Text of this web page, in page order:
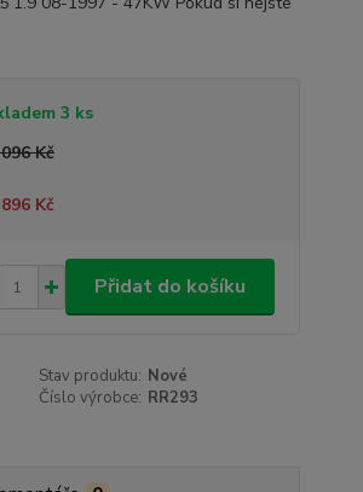
3 ks
Kč
Kč
Přidat do košíku
Stav produktu: Nové
Číslo výrobce: RR293